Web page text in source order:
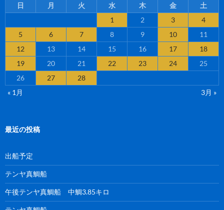
日 月 火 水 木 金
土
1
2 3
4
5
6 7 8 9 10
11
12
13 14 15 16 17
18
19
20 21 22 23 24
25
26
27
28
« 1月
3月 »
最近の投稿
出船予定
テンヤ真鯛船
午後テンヤ真鯛船 中鯛3.85キロ